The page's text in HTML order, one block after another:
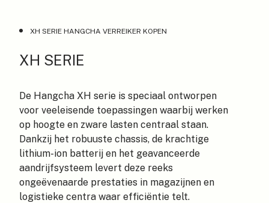
XH SERIE HANGCHA VERREIKER KOPEN
XH SERIE
De Hangcha XH serie is speciaal ontworpen
voor veeleisende toepassingen waarbij werken
op hoogte en zware lasten centraal staan.
Dankzij het robuuste chassis, de krachtige
lithium-ion batterij en het geavanceerde
aandrijfsysteem levert deze reeks
ongeëvenaarde prestaties in magazijnen en
logistieke centra waar efficiëntie telt.